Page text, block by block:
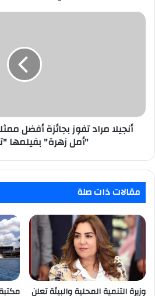
بالقطاعات
المختلفة
أنجيلا
بشخصية
"أمل
"تاء
أنجيلا مراد تفوز بجائزة أفضل
"أمل زهرة" بفيلمها
مقالات ذات صلة
وزيرة التنمية المحلية والبيئة تعلن